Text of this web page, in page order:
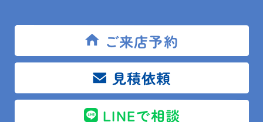
ご来店予約
見積依頼
LINEで相談
浴室や洗面所に置く物を減らすことで、高級ホテルの
ような空間に仕上がります。